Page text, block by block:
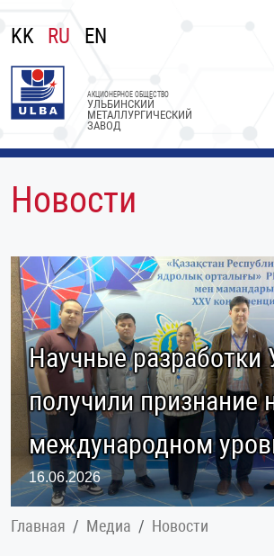
KK RU EN
УЛЬБИНСКИЙ
МЕТАЛЛУРГИЧЕСКИЙ
ЗАВОД
АКЦИОНЕРНОЕ ОБЩЕСТВО
Новости
Научные
получили признание
международном
16.06.2026
Главная Медиа Новости